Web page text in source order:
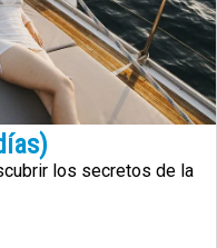
los secretos de la